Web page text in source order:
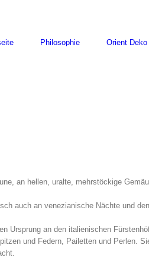
Philosophie Orient Deko
an hellen, uralte, mehrstöckige
auch an venezianische Nächte und
Ursprung an den italienischen
und Federn, Pailetten und Perlen.